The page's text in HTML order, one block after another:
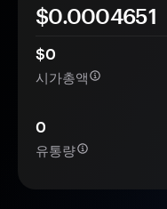
$0.0004651
$0
시가총액
0
유통량